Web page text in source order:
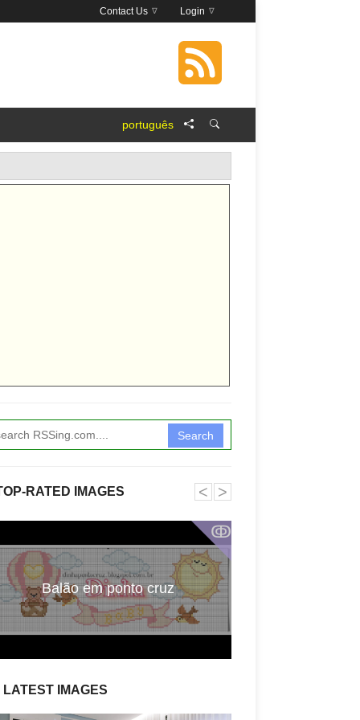
Login
Contact Us
português
Search
RATED IMAGES
ↂ
Balão em ponto cruz
˂ ˃
LATEST IMAGES